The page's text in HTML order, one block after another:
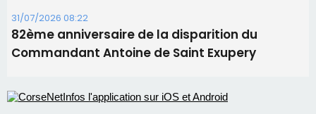
31/07/2026 08:22
82ème anniversaire de la disparition du
Commandant Antoine de Saint Exupery